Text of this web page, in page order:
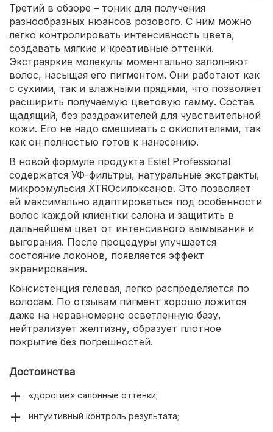
Третий в обзоре – тоник для получения
разнообразных нюансов розового. С ним можно
легко контролировать интенсивность цвета,
создавать мягкие и креативные оттенки.
Экстраяркие молекулы моментально заполняют
волос, насыщая его пигментом. Они работают как
с сухими, так и влажными прядями, что позволяет
расширить получаемую цветовую гамму. Состав
щадящий, без раздражителей для чувствительной
кожи. Его не надо смешивать с окислителями, так
как он полностью готов к нанесению.
В новой формуле продукта Estel Professional
содержатся УФ-фильтры, натуральные экстракты,
микроэмульсия XTROсилоксанов. Это позволяет
ей максимально адаптироваться под особенности
волос каждой клиентки салона и защитить в
дальнейшем цвет от интенсивного вымывания и
выгорания. После процедуры улучшается
состояние локонов, появляется эффект
экранирования.
Консистенция гелевая, легко распределяется по
волосам. По отзывам пигмент хорошо ложится
даже на неравномерно осветленную базу,
нейтрализует желтизну, образует плотное
покрытие без погрешностей.
Достоинства
«дорогие» салонные оттенки;
интуитивный контроль результата;